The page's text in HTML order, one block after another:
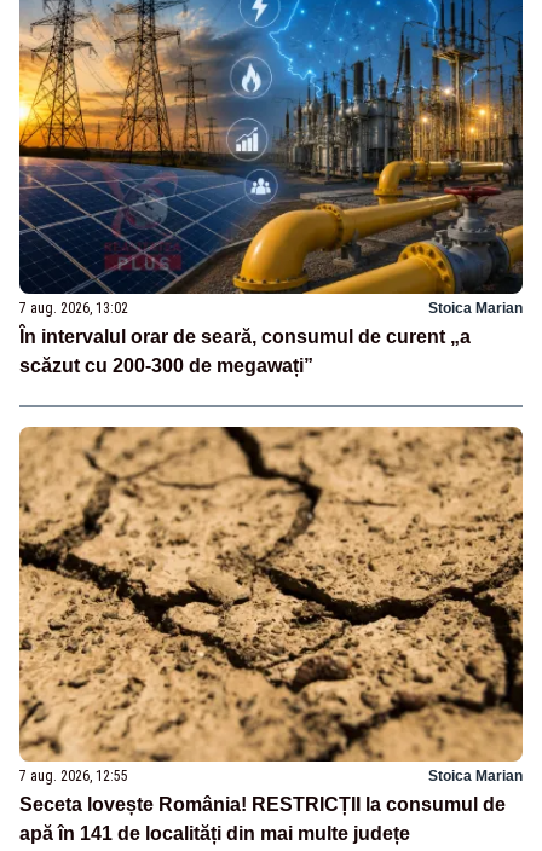
7 aug. 2026, 13:02 Stoica Marian
În intervalul orar de seară, consumul de curent „a
scăzut cu 200-300 de megawați”
7 aug. 2026, 12:55 Stoica Marian
Seceta lovește România! RESTRICȚII la consumul de
apă în 141 de localități din mai multe județe